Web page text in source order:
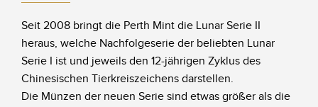
Seit 2008 bringt die Perth Mint die Lunar Serie II
heraus, welche Nachfolgeserie der beliebten Lunar
Serie I ist und jeweils den 12-jährigen Zyklus des
Chinesischen Tierkreiszeichens darstellen.
Die Münzen der neuen Serie sind etwas größer als die